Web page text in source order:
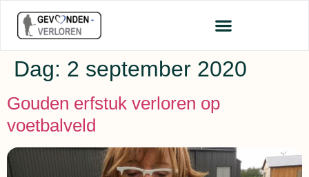
Dag: 2 september 2020
Gouden erfstuk verloren op
voetbalveld